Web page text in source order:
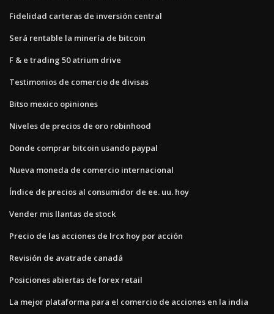
Fidelidad carteras de inversión central
Será rentable la minería de bitcoin
F & e trading 50 atrium drive
Testimonios de comercio de divisas
Bitso mexico opiniones
Niveles de precios de oro robinhood
Donde comprar bitcoin usando paypal
Nueva moneda de comercio internacional
Índice de precios al consumidor de ee. uu. hoy
Vender mis llantas de stock
Precio de las acciones de lrcx hoy por acción
Revisión de avatrade canadá
Posiciones abiertas de forex retail
La mejor plataforma para el comercio de acciones en la india